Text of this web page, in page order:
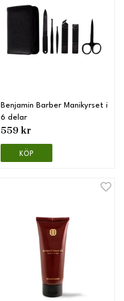
Benjamin Barber Manikyrset i
6 delar
559 kr
KÖP